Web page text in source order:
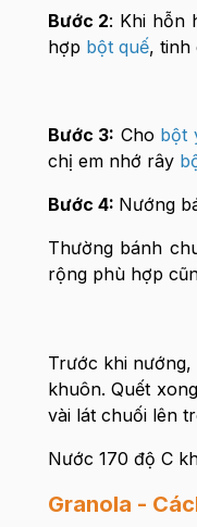
Bước 2: Khi hỗn
hợp bột quế, tinh
Bước 3: Cho bột
chị em nhớ rây
Bước 4: Nướng
Thường bánh
rộng phù hợp
Trước khi
khuôn. Quết
vài lát chuối lên
Nước 170 độ C
Granola -